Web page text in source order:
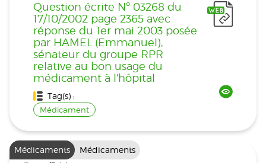
Question écrite Nº 03268 du
17/10/2002 page 2365 avec
réponse du 1er mai 2003 posée
par HAMEL (Emmanuel),
sénateur du groupe RPR
relative au bon usage du
médicament à l'hôpital
Tag(s) :
Médicament
Médicaments Médicaments